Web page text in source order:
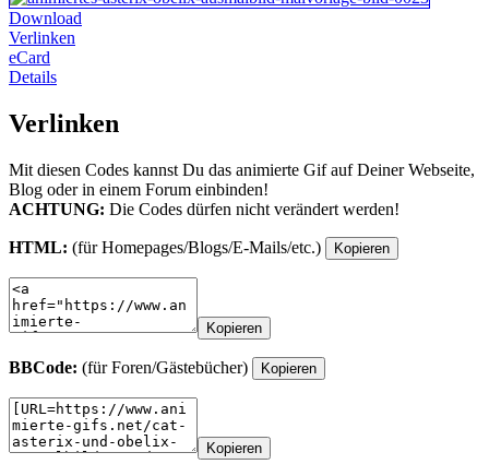
Download
Verlinken
eCard
Details
Verlinken
Mit diesen Codes kannst Du das animierte Gif auf Deiner Webseite,
Blog oder in einem Forum einbinden!
ACHTUNG: Die Codes dürfen nicht verändert werden!
HTML: (für Homepages/Blogs/E-Mails/etc.) Kopieren
Kopieren
BBCode: (für Foren/Gästebücher) Kopieren
Kopieren